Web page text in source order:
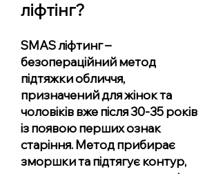
ліфтінг?
SMAS ліфтинг –
безопераційний метод
підтяжки обличчя,
призначений для жінок та
чоловіків вже після 30-35 років
із появою перших ознак
старіння. Метод прибирає
зморшки та підтягує контур,